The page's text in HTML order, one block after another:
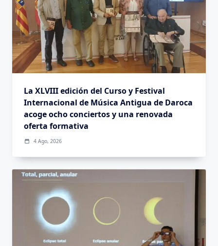
La XLVIII edición del Curso y Festival
Internacional de Música Antigua de Daroca
acoge ocho conciertos y una renovada
oferta formativa
4 Ago, 2026